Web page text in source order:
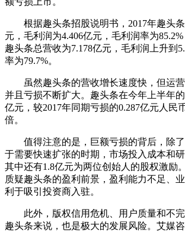
根据趣头条招股说明书，2017年趣头条
元，毛利润为4.406亿元，毛利润率为
趣头条总营收为7.178亿元，毛利润上升到
率为79.7%。
虽然趣头条的营收增长速度快，但运营
并且亏损不断扩大。趣头条在今年上半年
亿元，较2017年同期亏损的0.287亿元人民
倍。
值得注意的是，巨额亏损的背后，除了
于需要快速扩张的时期，市场投入成本和
其中还有1.8亿元为两位创始人的股权激励
质疑趣头条的盈利前景，盈利能力不足、
利于吸引投资商入驻。
此外，版权信用危机、用户质量和不完
趣头条来说，也是极大的发展风险。艾媒